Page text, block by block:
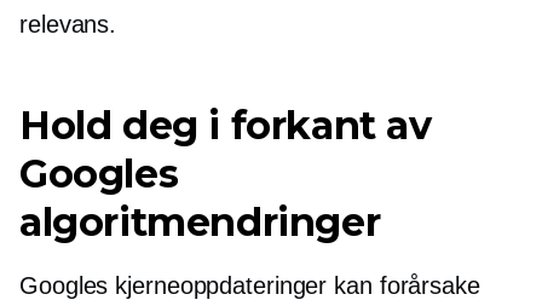
relevans.
Hold deg i forkant av
Googles
algoritmendringer
Googles kjerneoppdateringer kan forårsake